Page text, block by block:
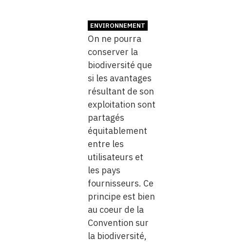
ENVIRONNEMENT
On ne pourra
conserver la
biodiversité que
si les avantages
résultant de son
exploitation sont
partagés
équitablement
entre les
utilisateurs et
les pays
fournisseurs. Ce
principe est bien
au coeur de la
Convention sur
la biodiversité,